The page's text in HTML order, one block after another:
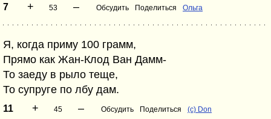
7 + 53 – Обсудить Поделиться Ольга
Я, когда приму 100 грамм,
Прямо как Жан-Клод Ван Дамм-
То заеду в рыло теще,
То супруге по лбу дам.
11 + 45 – Обсудить Поделиться (c) Don